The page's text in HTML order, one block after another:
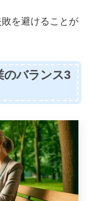
を避けることが
のバランス3